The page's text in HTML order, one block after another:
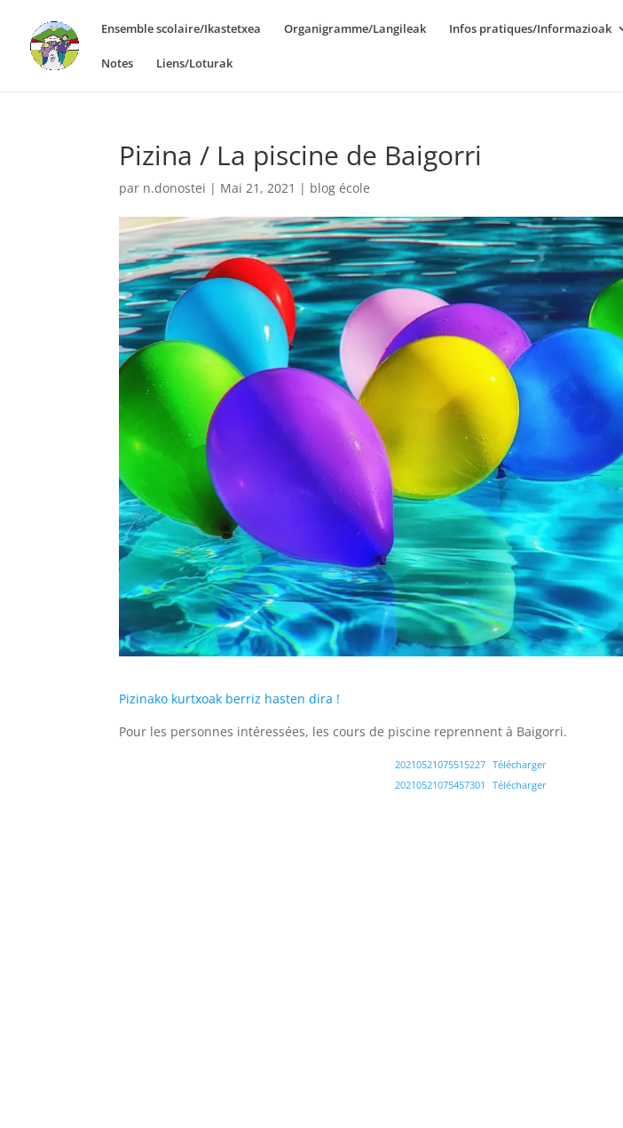
Ensemble scolaire/Ikastetxea Organigramme/Langileak Infos pratiques/Informazioak
Notes Liens/Loturak
Pizina / La piscine de Baigorri
par n.donostei | Mai 21, 2021 | blog école
Pizinako kurtxoak berriz hasten dira !
Pour les personnes intéressées, les cours de piscine reprennent à Baigorri.
20210521075515227 Télécharger
20210521075457301
Télécharger